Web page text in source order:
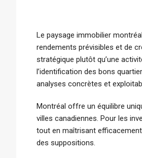
Le paysage immobilier
rendements prévisibles et de
stratégique plutôt qu’une
l’identification des bons
analyses concrètes et
Montréal offre un équilibre
villes canadiennes. Pour les
tout en maîtrisant
des suppositions.